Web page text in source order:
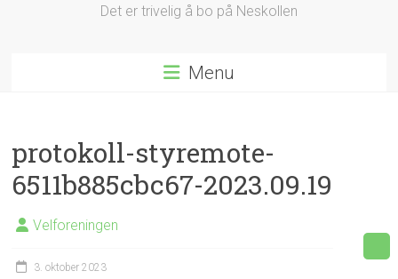
Det er trivelig å bo på Neskollen
Menu
protokoll-styremote-
6511b885cbc67-2023.09.19
Velforeningen
3. oktober 2023